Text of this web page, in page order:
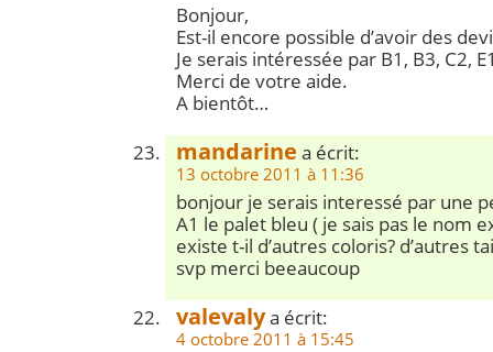
Bonjour,
Est-il encore possible d’avoir des
Je serais intéressée par B1, B3, C2,
Merci de votre aide.
A bientôt…
mandarine a écrit:
13 octobre 2011 à 11:36
bonjour je serais interessé par une
A1 le palet bleu ( je sais pas le nom
existe t-il d’autres coloris? d’autres
svp merci beeaucoup
valevalya écrit:
4 octobre 2011 à 15:45